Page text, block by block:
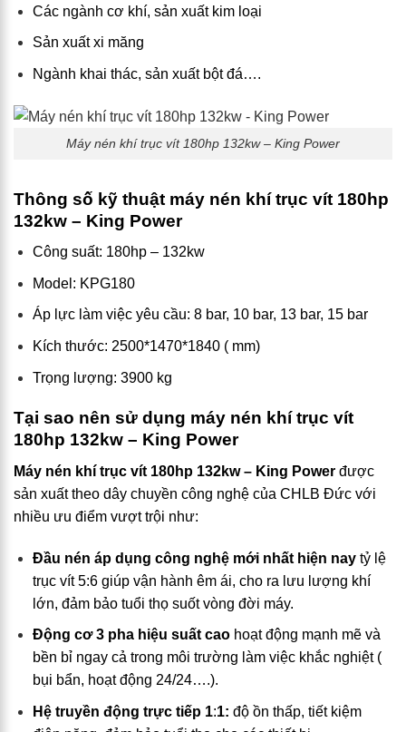
Các ngành cơ khí, sản xuất kim loại
Sản xuất xi măng
Ngành khai thác, sản xuất bột đá….
Máy nén khí trục vít 180hp 132kw – King Power
Thông số kỹ thuật máy nén khí trục vít 180hp
132kw – King Power
Công suất: 180hp – 132kw
Model: KPG180
Áp lực làm việc yêu cầu: 8 bar, 10 bar, 13 bar, 15 bar
Kích thước: 2500*1470*1840 ( mm)
Trọng lượng: 3900 kg
Tại sao nên sử dụng máy nén khí trục vít
180hp 132kw – King Power
Máy nén khí trục vít 180hp 132kw – King Power được
sản xuất theo dây chuyền công nghệ của CHLB Đức với
nhiều ưu điểm vượt trội như:
Đầu nén áp dụng công nghệ mới nhất hiện nay tỷ lệ
trục vít 5:6 giúp vận hành êm ái, cho ra lưu lượng khí
lớn, đảm bảo tuổi thọ suốt vòng đời máy.
Động cơ 3 pha hiệu suất caohoạt động mạnh mẽ và
bền bỉ ngay cả trong môi trường làm việc khắc nghiệt (
bụi bẩn, hoạt động 24/24….).
Hệ truyền động trực tiếp 1:1: độ ồn thấp, tiết kiệm